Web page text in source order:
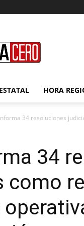
Cero
HORA
34 resoluciones
34
como